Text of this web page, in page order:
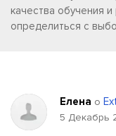
качества обучения
определиться с
Елена о
5 Декабрь